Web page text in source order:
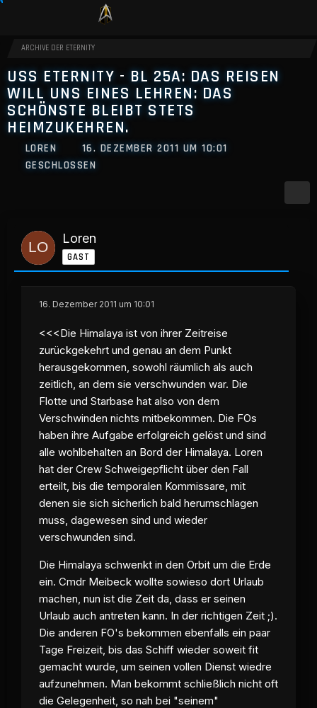
ARCHIVE DER ETERNITY
USS ETERNITY - BL 25A: DAS REISEN
WILL UNS EINES LEHREN: DAS
SCHÖNSTE BLEIBT STETS
HEIMZUKEHREN.
LOREN
16. DEZEMBER 2011 UM 10:01
GESCHLOSSEN
Loren
GAST
16. Dezember 2011 um 10:01
<<<Die Himalaya ist von ihrer Zeitreise
zurückgekehrt und genau an dem Punkt
herausgekommen, sowohl räumlich als auch
zeitlich, an dem sie verschwunden war. Die
Flotte und Starbase hat also von dem
Verschwinden nichts mitbekommen. Die FOs
haben ihre Aufgabe erfolgreich gelöst und sind
alle wohlbehalten an Bord der Himalaya. Loren
hat der Crew Schweigepflicht über den Fall
erteilt, bis die temporalen Kommissare, mit
denen sie sich sicherlich bald herumschlagen
muss, dagewesen sind und wieder
verschwunden sind.
Die Himalaya schwenkt in den Orbit um die Erde
ein. Cmdr Meibeck wollte sowieso dort Urlaub
machen, nun ist die Zeit da, dass er seinen
Urlaub auch antreten kann. In der richtigen Zeit ;).
Die anderen FO's bekommen ebenfalls ein paar
Tage Freizeit, bis das Schiff wieder soweit fit
gemacht wurde, um seinen vollen Dienst wiedre
aufzunehmen. Man bekommt schließlich nicht oft
die Gelegenheit, so nah bei "seinem"